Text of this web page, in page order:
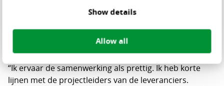
Show details
Allow all
uitgesteld, want er is veel te doen.”
Hoe ervaren jullie de samenwerking met
“Ik ervaar de samenwerking als prettig. Ik heb korte
lijnen met de projectleiders van de leveranciers.